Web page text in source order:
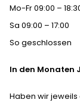
Mo-Fr 09:00 –
Sa 09:00 – 17:00
So geschlossen
In den Monaten
Haben wir jeweils